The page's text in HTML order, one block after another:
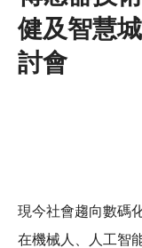
新聞中心
健及智慧
討會
現今社會趨向數碼
在機械人、人工智